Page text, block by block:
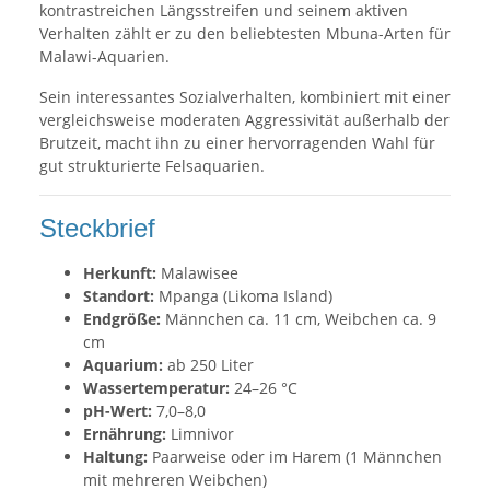
kontrastreichen Längsstreifen und seinem aktiven
Verhalten zählt er zu den beliebtesten Mbuna-Arten für
Malawi-Aquarien.
Sein interessantes Sozialverhalten, kombiniert mit einer
vergleichsweise moderaten Aggressivität außerhalb der
Brutzeit, macht ihn zu einer hervorragenden Wahl für
gut strukturierte Felsaquarien.
Steckbrief
Herkunft: Malawisee
Standort: Mpanga (Likoma Island)
Endgröße: Männchen ca. 11 cm, Weibchen ca. 9
cm
Aquarium: ab 250 Liter
Wassertemperatur: 24–26 °C
pH-Wert: 7,0–8,0
Ernährung: Limnivor
Haltung: Paarweise oder im Harem (1 Männchen
mit mehreren Weibchen)